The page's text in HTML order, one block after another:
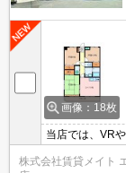
画像：18枚
当店では、VR
りWEBのみで
株式会社賃貸メイト